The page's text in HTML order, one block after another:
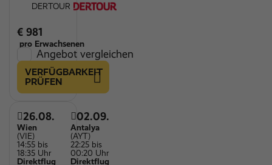
DERTOUR
€ 981
pro Erwachsenen
Angebot vergleichen
VERFÜGBARKEIT
PRÜFEN
26.08.
Wien
(VIE)
14:55 bis
18:35 Uhr
Direktflug
02.09.
Antalya
(AYT)
22:25 bis
00:20 Uhr
Direktflug